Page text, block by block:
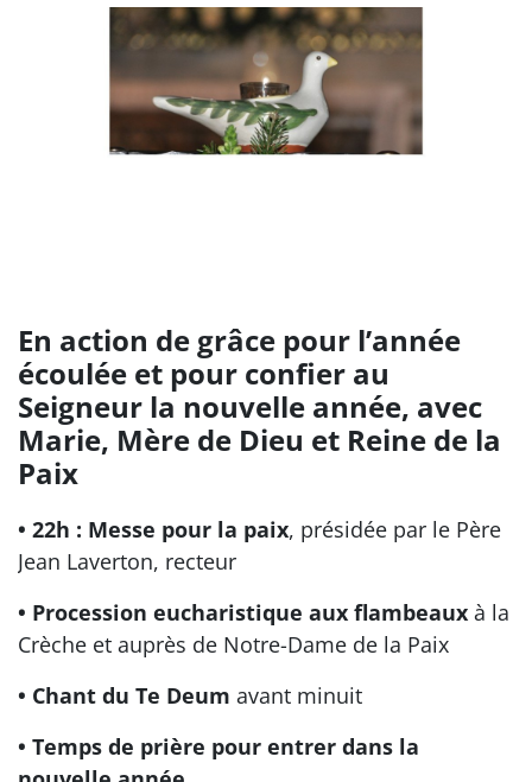
En action de grâce pour l’année
écoulée et pour confier au
Seigneur la nouvelle année, avec
Marie, Mère de Dieu et Reine de la
Paix
• 22h : Messe pour la paix, présidée par le Père
Jean Laverton, recteur
• Procession eucharistique aux flambeaux à la
Crèche et auprès de Notre-Dame de la Paix
• Chant du Te Deum avant minuit
• Temps de prière pour entrer dans la